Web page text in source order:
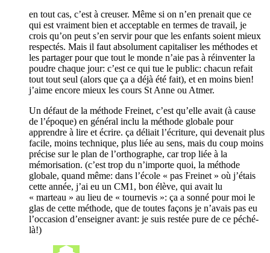
en tout cas, c’est à creuser. Même si on n’en prenait que ce
qui est vraiment bien et acceptable en termes de travail, je
crois qu’on peut s’en servir pour que les enfants soient mieux
respectés. Mais il faut absolument capitaliser les méthodes et
les partager pour que tout le monde n’aie pas à réinventer la
poudre chaque jour: c’est ce qui tue le public: chacun refait
tout tout seul (alors que ça a déjà été fait), et en moins bien!
j’aime encore mieux les cours St Anne ou Atmer.
Un défaut de la méthode Freinet, c’est qu’elle avait (à cause
de l’époque) en général inclu la méthode globale pour
apprendre à lire et écrire. ça déliait l’écriture, qui devenait plus
facile, moins technique, plus liée au sens, mais du coup moins
précise sur le plan de l’orthographe, car trop liée à la
mémorisation. (c’est trop du n’importe quoi, la méthode
globale, quand même: dans l’école « pas Freinet » où j’étais
cette année, j’ai eu un CM1, bon élève, qui avait lu
« marteau » au lieu de « tournevis »: ça a sonné pour moi le
glas de cette méthode, que de toutes façons je n’avais pas eu
l’occasion d’enseigner avant: je suis restée pure de ce péché-
là!)